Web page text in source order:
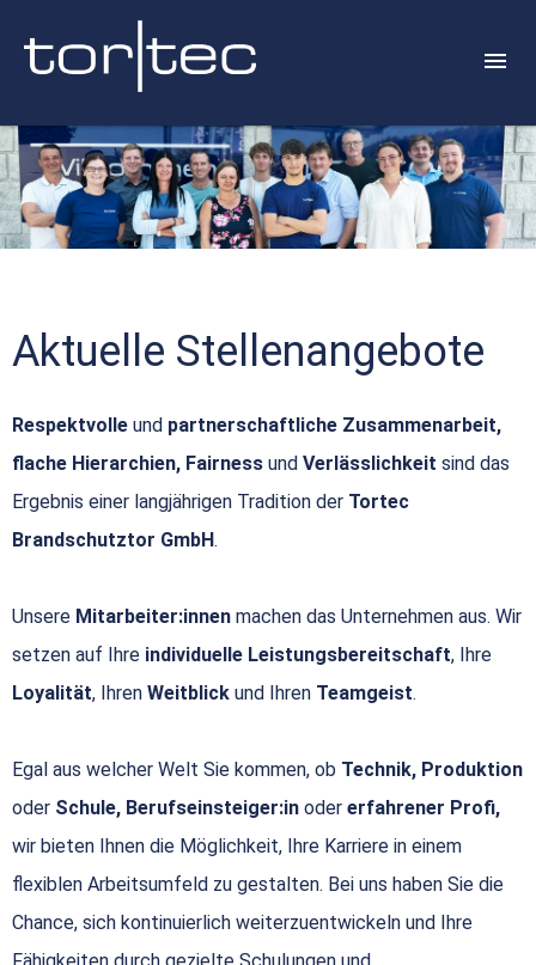
Aktuelle Stellenangebote
Respektvolle und partnerschaftliche Zusammenarbeit,
flache Hierarchien, Fairness und Verlässlichkeit sind das
Ergebnis einer langjährigen Tradition der Tortec
Brandschutztor GmbH.
Unsere Mitarbeiter:innen machen das Unternehmen aus. Wir
setzen auf Ihre individuelle Leistungsbereitschaft, Ihre
Loyalität, Ihren Weitblick und Ihren Teamgeist.
Egal aus welcher Welt Sie kommen, ob Technik, Produktion
oder Schule, Berufseinsteiger:in oder erfahrener Profi,
wir bieten Ihnen die Möglichkeit, Ihre Karriere in einem
flexiblen Arbeitsumfeld zu gestalten. Bei uns haben Sie die
Chance, sich kontinuierlich weiterzuentwickeln und Ihre